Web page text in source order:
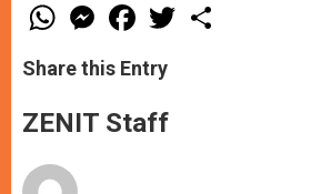
W
h
t
s
p
p
M
e
s
e
g
e
F
a
e
b
o
k
w
Share this Entry
ZENIT Staff